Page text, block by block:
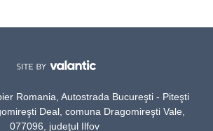
Romania, Autostrada Bucureşti - Piteşti
Deal, comuna Dragomireşti Vale,
077096, judeţul Ilfov